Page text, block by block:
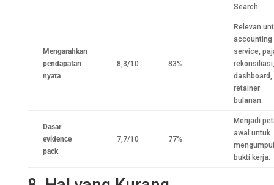
Search.
Mengarahkan
pendapatan
nyata
8,3/10 83%
Relevan
accounting
service,
rekonsiliasi,
dashboard,
retainer
bulanan.
Dasar
evidence
pack
7,7/10 77%
Menjadi
awal untuk
bukti kerja.